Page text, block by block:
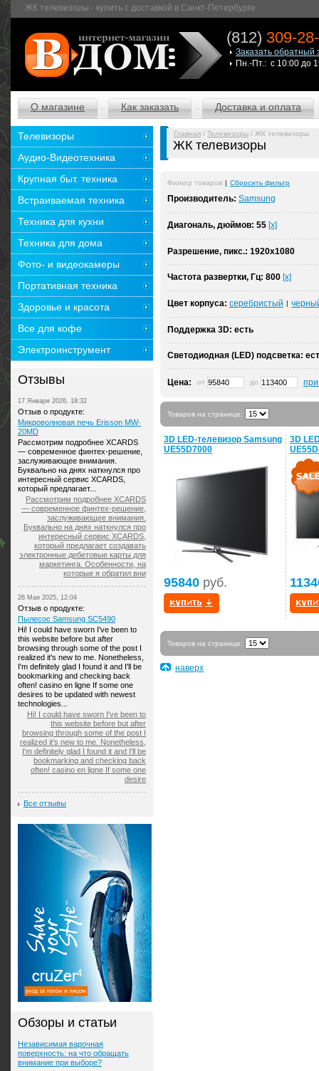
ЖК телевизоры - купить с доставкой в Санкт-Петербурге
(812) 309-
Заказать обратный
Пн.-Пт.: с 10:00 до
О магазине Как заказать Доставка и оплата
Главная / Телевизоры / ЖК телевизоры
ЖК телевизоры
Фильтр товаров | Сбросить фильтр
Производитель: Samsung
Диагональ, дюймов: 55 [x]
Разрешение, пикс.: 1920x1080
Частота развертки, Гц: 800 [x]
Цвет корпуса: серебристый |
Поддержка 3D: есть
Светодиодная (LED) подсветка:
Цена: от до
Товаров на странице:
3D LED-телевизор Samsung
UE55D7000
95840 руб.
3D
Товаров на странице:
наверх
Телевизоры
Аудио-Видеотехника
Крупная быт. техника
Встраиваемая техника
Техника для кухни
Техника для дома
Фото- и видеокамеры
Портативная техника
Здоровье и красота
Все для кофе
Электроинструмент
Отзывы
17 Января 2026, 18:32
Отзыв о продукте:
Микроволновая печь Erisson MW-
20MD
Рассмотрим подробнее XCARDS
— современное финтех-решение,
заслуживающее внимания.
Буквально на днях наткнулся про
интересный сервис XCARDS,
который предлагает...
Рассмотрим подробнее XCARDS
— современное финтех-решение,
заслуживающее внимания.
Буквально на днях наткнулся про
интересный сервис XCARDS,
который предлагает создавать
электронные дебетовые карты для
маркетинга. Особенности, на
которые я обратил вни
26 Мая 2025, 12:04
Отзыв о продукте:
Пылесос Samsung SC5490
Hi! I could have sworn I've been to
this website before but after
browsing through some of the post I
realized it's new to me. Nonetheless,
I'm definitely glad I found it and I'll be
bookmarking and checking back
often! casino en ligne If some one
desires to be updated with newest
technologies...
Hi! I could have sworn I've been to
this website before but after
browsing through some of the post I
realized it's new to me. Nonetheless,
I'm definitely glad I found it and I'll be
bookmarking and checking back
often! casino en ligne If some one
desire
Все отзывы
Обзоры и статьи
Независимая варочная
поверхность: на что обращать
внимание при выборе?